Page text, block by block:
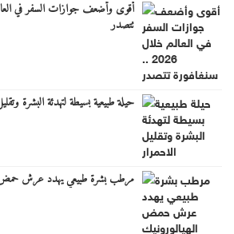
تتصدر
حيلة طبيعية بسيطة لتهدئة البشرة
مرطب بشرة طبيعي يهدد عرش حمض